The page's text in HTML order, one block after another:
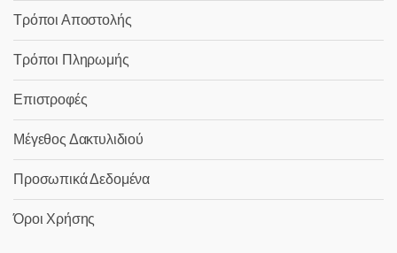
Τρόποι Αποστολής
Τρόποι Πληρωμής
Επιστροφές
Μέγεθος Δακτυλιδιού
Προσωπικά Δεδομένα
Όροι Χρήσης